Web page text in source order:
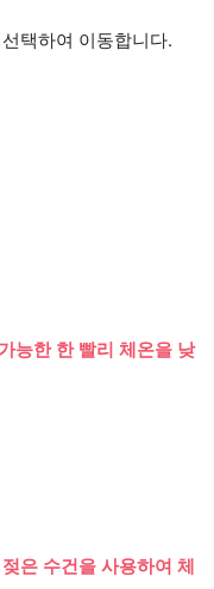
택하여 이동합니다.
능한 한 빨리 체온을 낮
은 수건을 사용하여 체